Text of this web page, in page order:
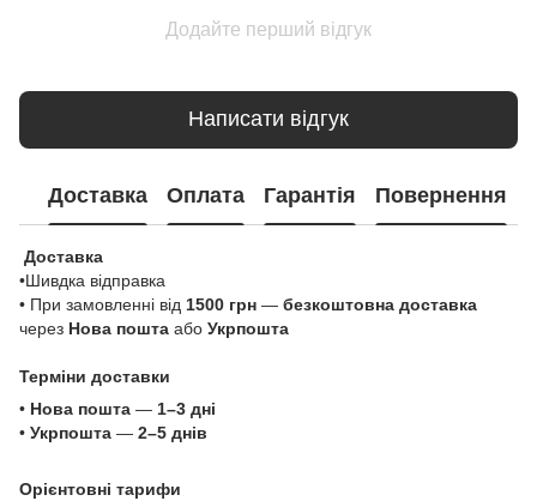
Додайте перший відгук
Написати відгук
Доставка Оплата Гарантія Повернення
Доставка
•Шивдка відправка
• При замовленні від 1500 грн — безкоштовна доставка
через Нова пошта або Укрпошта
Терміни доставки
• Нова пошта — 1–3 дні
• Укрпошта — 2–5 днів
Орієнтовні тарифи